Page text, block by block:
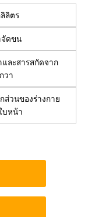
ลิตร
ดขน
ละสารสกัดจาก
วา
ส่วนของร่างกาย
บหน้า